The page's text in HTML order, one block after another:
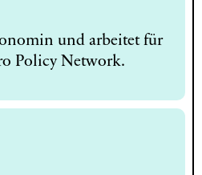
und arbeitet für
Policy Network.